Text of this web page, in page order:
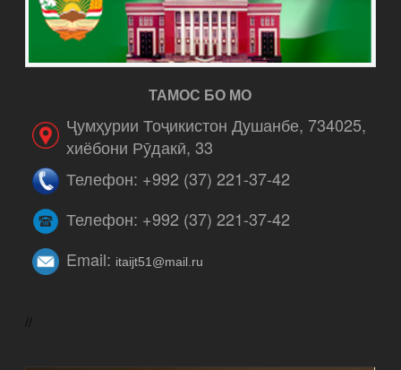
ТАМОС БО МО
Ҷумҳурии Тоҷикистон Душанбе, 734025,
хиёбони Рӯдакӣ, 33
Телефон: +992 (37) 221-37-42
Телефон: +992 (37) 221-37-42
Email: itaijt51@mail.ru
//